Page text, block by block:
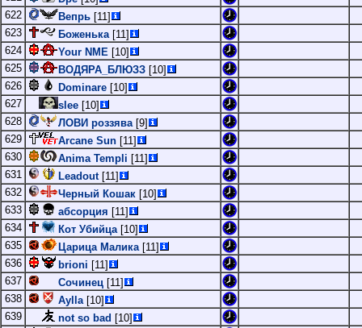
622
Вепрь [11]
623
Боженька[11]
624
Your NME [10]
625
ВОДЯРА_БЛЮЗЗ [10]
626
Dominare [10]
627
slee [10]
628
ЛОВИ роззява[9]
629
Arcane Sun [11]
630
Anima Templi [11]
631
Leadout[11]
632
Черный Кошак [10]
633
абсорция [11]
634
Кот Убийца[10]
635
Царица Малика[11]
636
brioni [11]
637
Сочинец [11]
638
Aylla[10]
639
not so bad [10]